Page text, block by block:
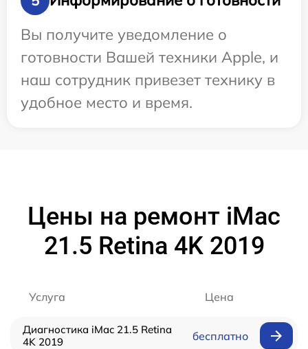
Вы получите уведомление о
готовности Вашей техники Apple, и
наш сотрудник привезет технику в
удобное место и время.
Цены на ремонт iMac
21.5 Retina 4K 2019
Услуга Цена
Диагностика iMac 21.5 Retina
4K 2019
бесплатно